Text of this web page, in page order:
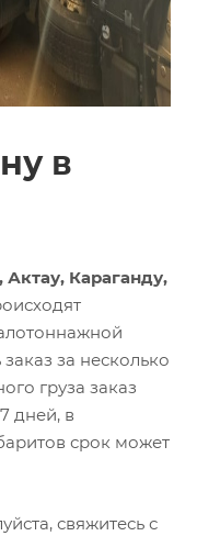
в
Караганду,
за несколько
груза заказ
дней, в
срок может
свяжитесь с